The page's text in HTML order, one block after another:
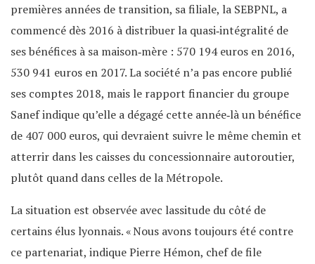
premières années de transition, sa filiale, la SEBPNL, a
commencé dès 2016 à distribuer la quasi‐intégralité de
ses bénéfices à sa maison‐mère : 570 194 euros en 2016,
530 941 euros en 2017. La société n’a pas encore publié
ses comptes 2018, mais le rapport financier du groupe
Sanef indique qu’elle a dégagé cette année‐là un bénéfice
de 407 000 euros, qui devraient suivre le même chemin et
atterrir dans les caisses du concessionnaire autoroutier,
plutôt quand dans celles de la Métropole.
La situation est observée avec lassitude du côté de
certains élus lyonnais. « Nous avons toujours été contre
ce partenariat, indique Pierre Hémon, chef de file